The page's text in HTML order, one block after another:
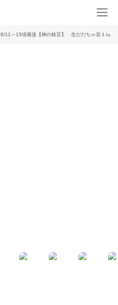
8/11～15頃発送【神の枝豆】 生だだちゃ豆１㎏